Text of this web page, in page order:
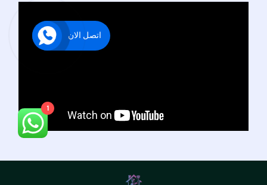
اتصل الان
1